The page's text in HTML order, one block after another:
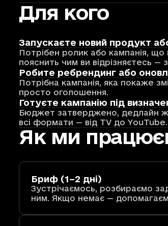
Для кого
Запускаєте новий продукт
Потрібен ролик або кампанія, що
пояснить чим ви відрізняєтесь —
Робите ребрендинг або
Потрібна кампанія, яка покаже
просто оголошення.
Готуєте кампанію під
Бюджет затверджено, дедлайн
всі формати — від TV до YouTube.
Як ми
Бриф (1–2 дні)
Зустрічаємось, розбираємо
ним. Якщо немає —